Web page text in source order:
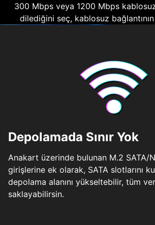
300 Mbps veya 1200 Mbps
dilediğini seç, kablosuz
Depolamada Sınır Yok
Anakart üzerinde bulunan M.2 SATA/
girişlerine ek olarak, SATA slotlarını
depolama alanını yükseltebilir, tüm
saklayabilirsin.